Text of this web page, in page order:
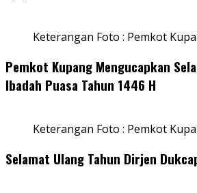
Keterangan Foto : Pemkot
Pemkot Kupang Mengucapkan
Ibadah Puasa Tahun 1446 H
Keterangan Foto : Pemkot
Selamat Ulang Tahun Dirjen